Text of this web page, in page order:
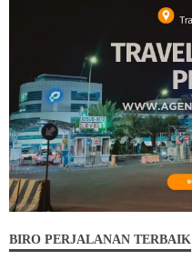
BIRO PERJALANAN TERBAIK